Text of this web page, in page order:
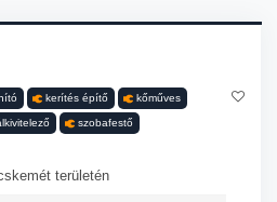
kerítés építő kőműves
szobafestő
területén